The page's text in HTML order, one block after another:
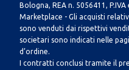
Bologna, REA n. 5056411, P.IVA
Marketplace - Gli acquisti
sono venduti dai rispettivi
societari sono indicati nelle
d’ordine.
I contratti conclusi tramite il